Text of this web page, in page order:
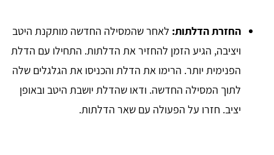
החזרת הדלתות: לאחר שהמסילה החדשה מותקנת היטב
ויציבה, הגיע הזמן להחזיר את הדלתות. התחילו עם הדלת
הפנימית יותר. הרימו את הדלת והכניסו את הגלגלים שלה
לתוך המסילה החדשה. ודאו שהדלת יושבת היטב ובאופן
יציב. חזרו על הפעולה עם שאר הדלתות.